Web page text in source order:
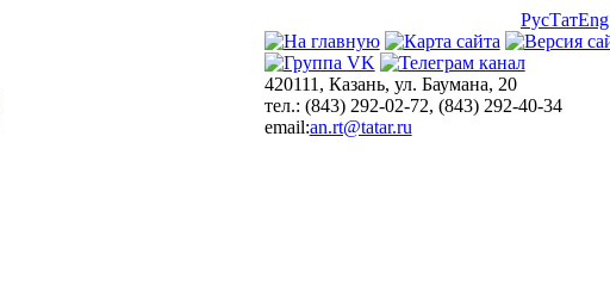
РусТатEng
420111, Казань, ул. Баумана, 20
тел.: (843) 292-02-72, (843) 292-40-34
email:an.rt@tatar.ru